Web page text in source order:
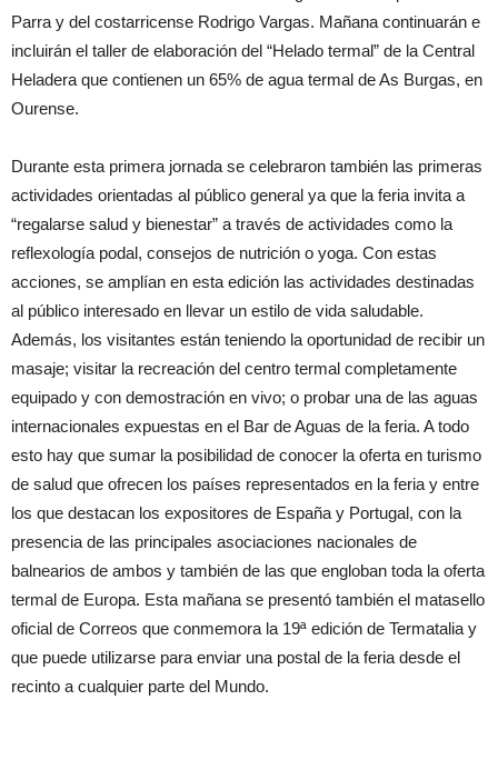
Parra y del costarricense Rodrigo Vargas. Mañana continuarán e
incluirán el taller de elaboración del “Helado termal” de la Central
Heladera que contienen un 65% de agua termal de As Burgas, en
Ourense.
Durante esta primera jornada se celebraron también las primeras
actividades orientadas al público general ya que la feria invita a
“regalarse salud y bienestar” a través de actividades como la
reflexología podal, consejos de nutrición o yoga. Con estas
acciones, se amplían en esta edición las actividades destinadas
al público interesado en llevar un estilo de vida saludable.
Además, los visitantes están teniendo la oportunidad de recibir un
masaje; visitar la recreación del centro termal completamente
equipado y con demostración en vivo; o probar una de las aguas
internacionales expuestas en el Bar de Aguas de la feria. A todo
esto hay que sumar la posibilidad de conocer la oferta en turismo
de salud que ofrecen los países representados en la feria y entre
los que destacan los expositores de España y Portugal, con la
presencia de las principales asociaciones nacionales de
balnearios de ambos y también de las que engloban toda la oferta
termal de Europa. Esta mañana se presentó también el matasello
oficial de Correos que conmemora la 19ª edición de Termatalia y
que puede utilizarse para enviar una postal de la feria desde el
recinto a cualquier parte del Mundo.